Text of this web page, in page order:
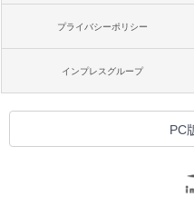
プライバシーポリシー
インプレスグループ
PC